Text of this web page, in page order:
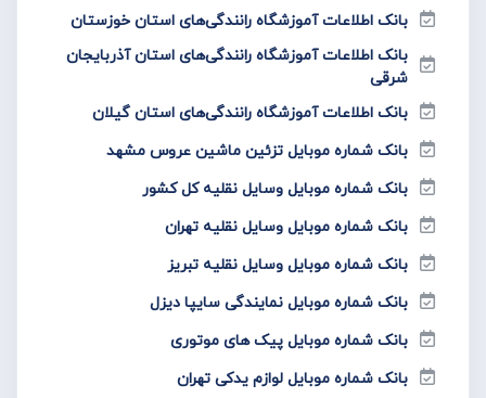
بانک اطلاعات آموزشگاه رانندگی‌های استان خوزستان
بانک اطلاعات آموزشگاه رانندگی‌های استان آذربایجان
شرقی
بانک اطلاعات آموزشگاه رانندگی‌های استان گیلان
بانک شماره موبایل تزئین ماشین عروس مشهد
بانک شماره موبایل وسایل نقلیه کل کشور
بانک شماره موبایل وسایل نقلیه تهران
بانک شماره موبایل وسایل نقلیه تبریز
بانک شماره موبایل نمایندگی سایپا دیزل
بانک شماره موبایل پیک های موتوری
بانک شماره موبایل لوازم یدکی تهران